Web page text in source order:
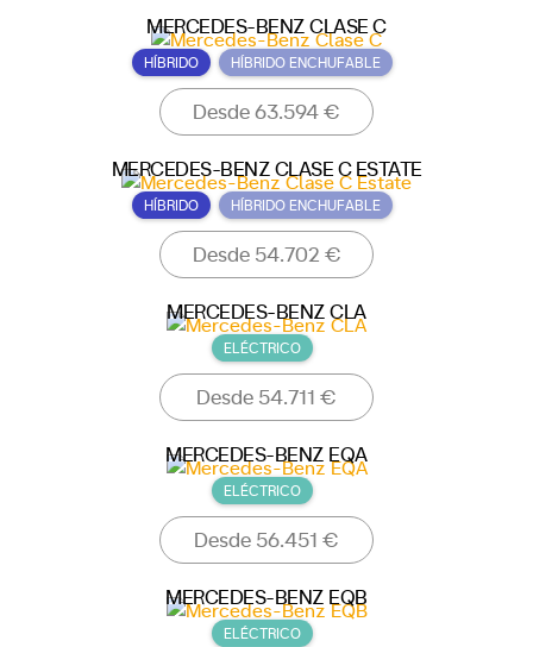
MERCEDES-BENZ CLASE C
HÍBRIDO HÍBRIDO ENCHUFABLE
Desde 63.594 €
MERCEDES-BENZ CLASE C ESTATE
HÍBRIDO HÍBRIDO ENCHUFABLE
Desde 54.702 €
MERCEDES-BENZ CLA
ELÉCTRICO
Desde 54.711 €
MERCEDES-BENZ EQA
ELÉCTRICO
Desde 56.451 €
MERCEDES-BENZ EQB
ELÉCTRICO